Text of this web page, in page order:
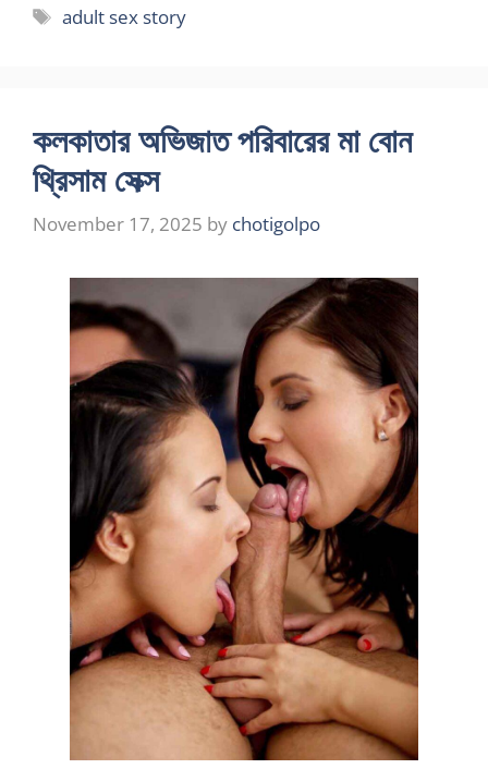
Tags
adult sex story
কলকাতার অভিজাত পরিবারের মা বোন
থ্রিসাম সেক্স
November 17, 2025 by chotigolpo